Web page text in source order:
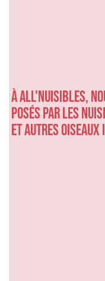
À ALL'NUISIBLES,
posés par les
et autres